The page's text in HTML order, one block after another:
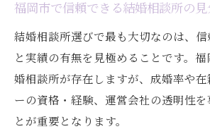
福岡市で信頼できる結婚相談所の
結婚相談所選びで最も大切なのは、
と実績の有無を見極めることです。
婚相談所が存在しますが、成婚率や
ーの資格・経験、運営会社の透明性
とが重要となります。